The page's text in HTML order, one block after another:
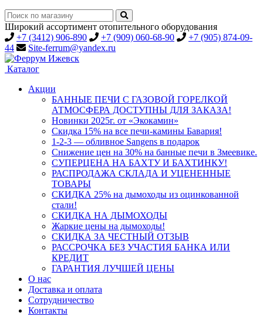
Широкий ассортимент отопительного оборудования
+7 (3412) 906-890
+7 (909) 060-68-90
+7 (905) 874-09-
44
Site-ferrum@yandex.ru
Каталог
Акции
БАННЫЕ ПЕЧИ С ГАЗОВОЙ ГОРЕЛКОЙ
АТМОСФЕРА ДОСТУПНЫ ДЛЯ ЗАКАЗА!
Новинки 2025г. от «Экокамин»
Скидка 15% на все печи-камины Бавария!
1-2-3 — обливное Sangens в подарок
Снижение цен на 30% на банные печи в Змеевике.
СУПЕРЦЕНА НА БАХТУ И БАХТИНКУ!
РАСПРОДАЖА СКЛАДА И УЦЕНЕННЫЕ
ТОВАРЫ
СКИДКА 25% на дымоходы из оцинкованной
стали!
СКИДКА НА ДЫМОХОДЫ
Жаркие цены на дымоходы!
СКИДКА ЗА ЧЕСТНЫЙ ОТЗЫВ
РАССРОЧКА БЕЗ УЧАСТИЯ БАНКА ИЛИ
КРЕДИТ
ГАРАНТИЯ ЛУЧШЕЙ ЦЕНЫ
О нас
Доставка и оплата
Сотрудничество
Контакты